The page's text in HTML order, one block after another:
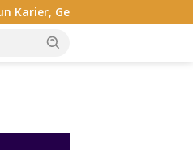
Musik Penuh